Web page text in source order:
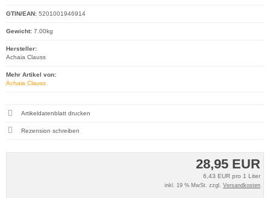
28,95 EUR
6,43 EUR pro 1 Liter
inkl. 19 % MwSt. zzgl. Versandkosten
GTIN/EAN: 5201001946914
Gewicht: 7.00kg
Hersteller:
Achaia Clauss
Mehr Artikel von:
Achaia Clauss
Artikeldatenblatt drucken
Rezension schreiben